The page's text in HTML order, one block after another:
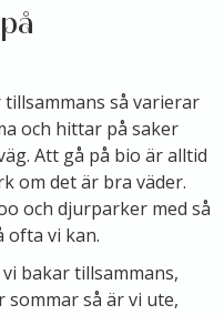
så varierar
och hittar på saker
Att gå på bio är alltid
om det är bra väder.
och djurparker med så
ofta vi kan.
bakar tillsammans,
sommar så är vi ute,